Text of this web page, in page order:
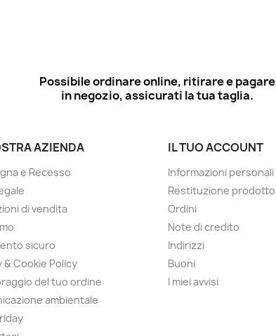
Possibile ordinare online, ritirare e pagare
in negozio, assicurati la tua taglia.
AZIENDA
e Recesso
di vendita
sicuro
& Cookie Policy
del tuo ordine
ambientale
IL TUO ACCOUNT
Informazioni personali
Restituzione prodotto
Ordini
Note di credito
Indirizzi
Buoni
I miei avvisi